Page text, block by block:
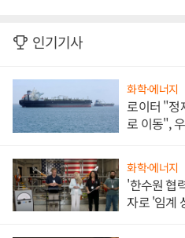
인기기사
화학·에너지
로이터 "정
로 이동",
화학·에너지
'한수원 협
자로 '임계